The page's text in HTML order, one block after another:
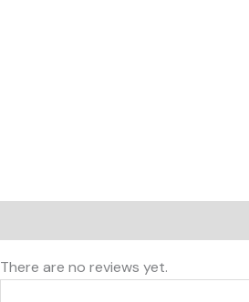
There are no reviews yet.